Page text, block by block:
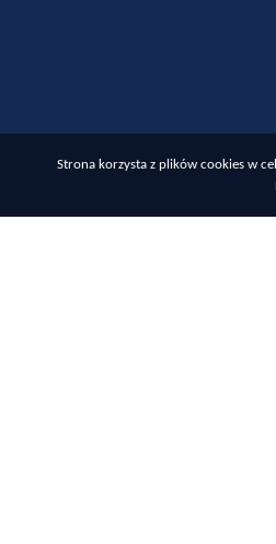
Strona korzysta z plików cookies w